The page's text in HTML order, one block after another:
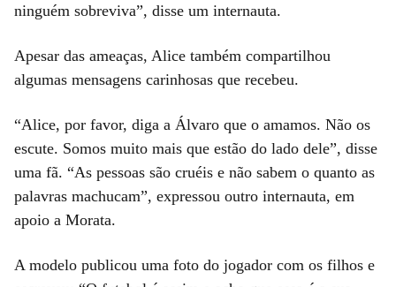
ninguém sobreviva”, disse um internauta.
Apesar das ameaças, Alice também compartilhou
algumas mensagens carinhosas que recebeu.
“Alice, por favor, diga a Álvaro que o amamos. Não os
escute. Somos muito mais que estão do lado dele”, disse
uma fã. “As pessoas são cruéis e não sabem o quanto as
palavras machucam”, expressou outro internauta, em
apoio a Morata.
A modelo publicou uma foto do jogador com os filhos e